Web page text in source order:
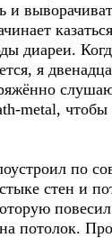
и
диареи.
я
metal, чтобы
по
стен и
потолок.